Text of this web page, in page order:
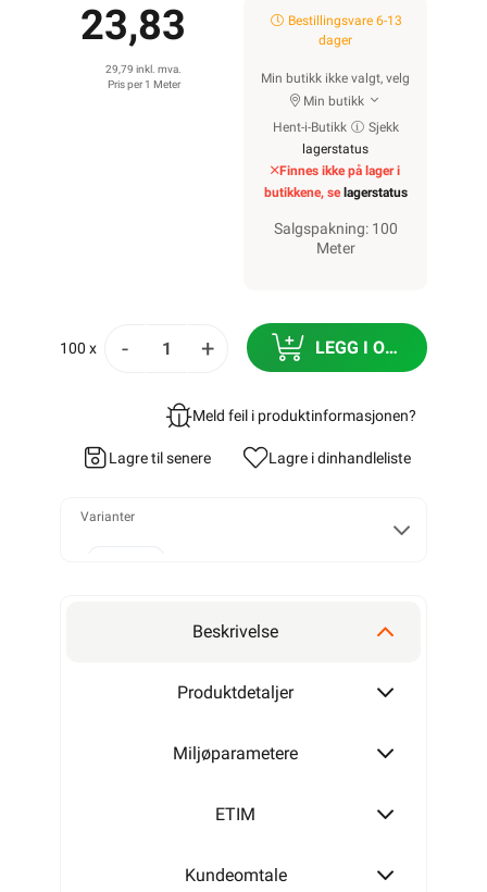
23,83
29,79 inkl. mva.
Pris per 1 Meter
Bestillingsvare 6-13
dager
Min butikk ikke valgt, velg
Min butikk
Hent-i-Butikk
Sjekk
lagerstatus
Finnes ikke på lager i
butikkene, se lagerstatus
Salgspakning: 100
Meter
100 x - + LEGG I ORDRE
Meld feil i produktinformasjonen?
Lagre til senere Lagre i dinhandleliste
Varianter
Alarmkabel skjermet 6 leder
Alarmkabel skjermet 12 leder
Beskrivelse
Produktdetaljer
Miljøparametere
ETIM
Kundeomtale